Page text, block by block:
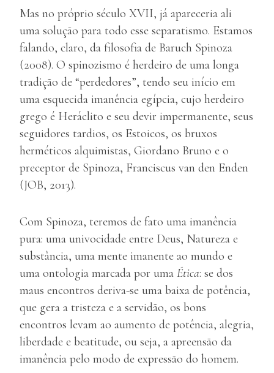
Mas no próprio século XVII, já apareceria ali
uma solução para todo esse separatismo. Estamos
falando, claro, da filosofia de Baruch Spinoza
(2008). O spinozismo é herdeiro de uma longa
tradição de “perdedores”, tendo seu início em
uma esquecida imanência egípcia, cujo herdeiro
grego é Heráclito e seu devir impermanente, seus
seguidores tardios, os Estoicos, os bruxos
herméticos alquimistas, Giordano Bruno e o
preceptor de Spinoza, Franciscus van den Enden
(JOB, 2013).
Com Spinoza, teremos de fato uma imanência
pura: uma univocidade entre Deus, Natureza e
substância, uma mente imanente ao mundo e
uma ontologia marcada por uma Ética: se dos
maus encontros deriva-se uma baixa de potência,
que gera a tristeza e a servidão, os bons
encontros levam ao aumento de potência, alegria,
liberdade e beatitude, ou seja, a apreensão da
imanência pelo modo de expressão do homem.